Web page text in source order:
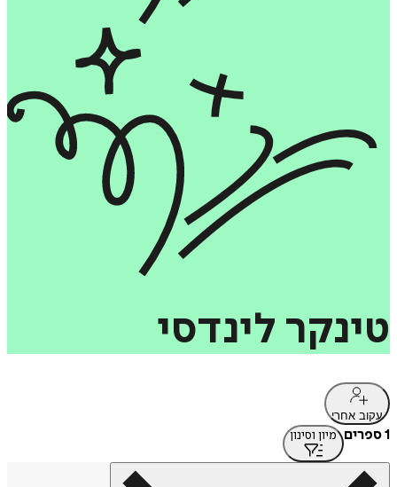
טינקר לינדסי
עקוב אחרי
1 ספרים מיון וסינון